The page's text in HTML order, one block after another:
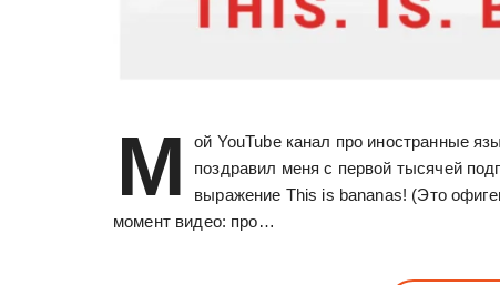
М
ой YouTube канал про иностранные
поздравил меня с первой тысячей
выражение This is bananas! (Это
момент видео: про…